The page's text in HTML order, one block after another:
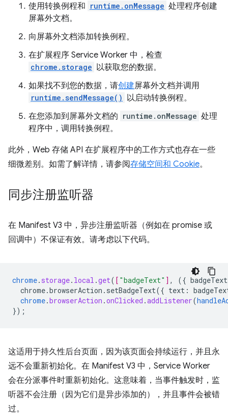
使用转换例程和 runtime.onMessage 处理程序创建
屏幕外文档。
向屏幕外文档添加转换例程。
在扩展程序 Service Worker 中，检查
chrome.storage 以获取您的数据。
如果找不到您的数据，请创建屏幕外文档并调用
runtime.sendMessage() 以启动转换例程。
在您添加到屏幕外文档的 runtime.onMessage 处理
程序中，调用转换例程。
此外，Web 存储 API 在扩展程序中的工作方式也存在一些
细微差别。如需了解详情，请参阅存储空间和 Cookie。
同步注册监听器
在 Manifest V3 中，异步注册监听器（例如在 promise 或
回调中）不保证有效。请考虑以下代码。
chrome. storage. local .get( [ "badgeText" ] , ({ badgeText
chrome.browserAction.setBadgeText({ text :
chrome.browserAction .onClicked .addListener(
});
这适用于持久性后台页面，因为该页面会持续运行，并且永
远不会重新初始化。在 Manifest V3 中，Service Worker
会在分派事件时重新初始化。这意味着，当事件触发时，监
听器不会注册（因为它们是异步添加的），并且事件会被错
过。